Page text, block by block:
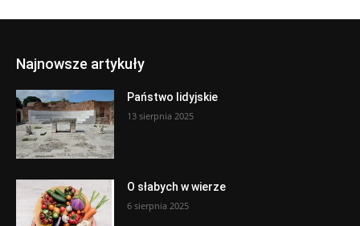
Najnowsze artykuły
Państwo lidyjskie
13 sierpnia 2025
O słabych w wierze
6 sierpnia 2025